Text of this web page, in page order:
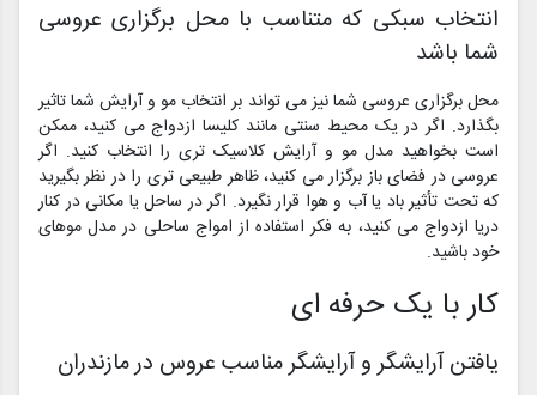
انتخاب سبکی که متناسب با محل برگزاری عروسی
شما باشد
محل برگزاری عروسی شما نیز می تواند بر انتخاب مو و آرایش شما تاثیر
بگذارد. اگر در یک محیط سنتی مانند کلیسا ازدواج می کنید، ممکن
است بخواهید مدل مو و آرایش کلاسیک تری را انتخاب کنید. اگر
عروسی در فضای باز برگزار می کنید، ظاهر طبیعی تری را در نظر بگیرید
که تحت تأثیر باد یا آب و هوا قرار نگیرد. اگر در ساحل یا مکانی در کنار
دریا ازدواج می کنید، به فکر استفاده از امواج ساحلی در مدل موهای
خود باشید.
کار با یک حرفه ای
یافتن آرایشگر و آرایشگر مناسب عروس در مازندران